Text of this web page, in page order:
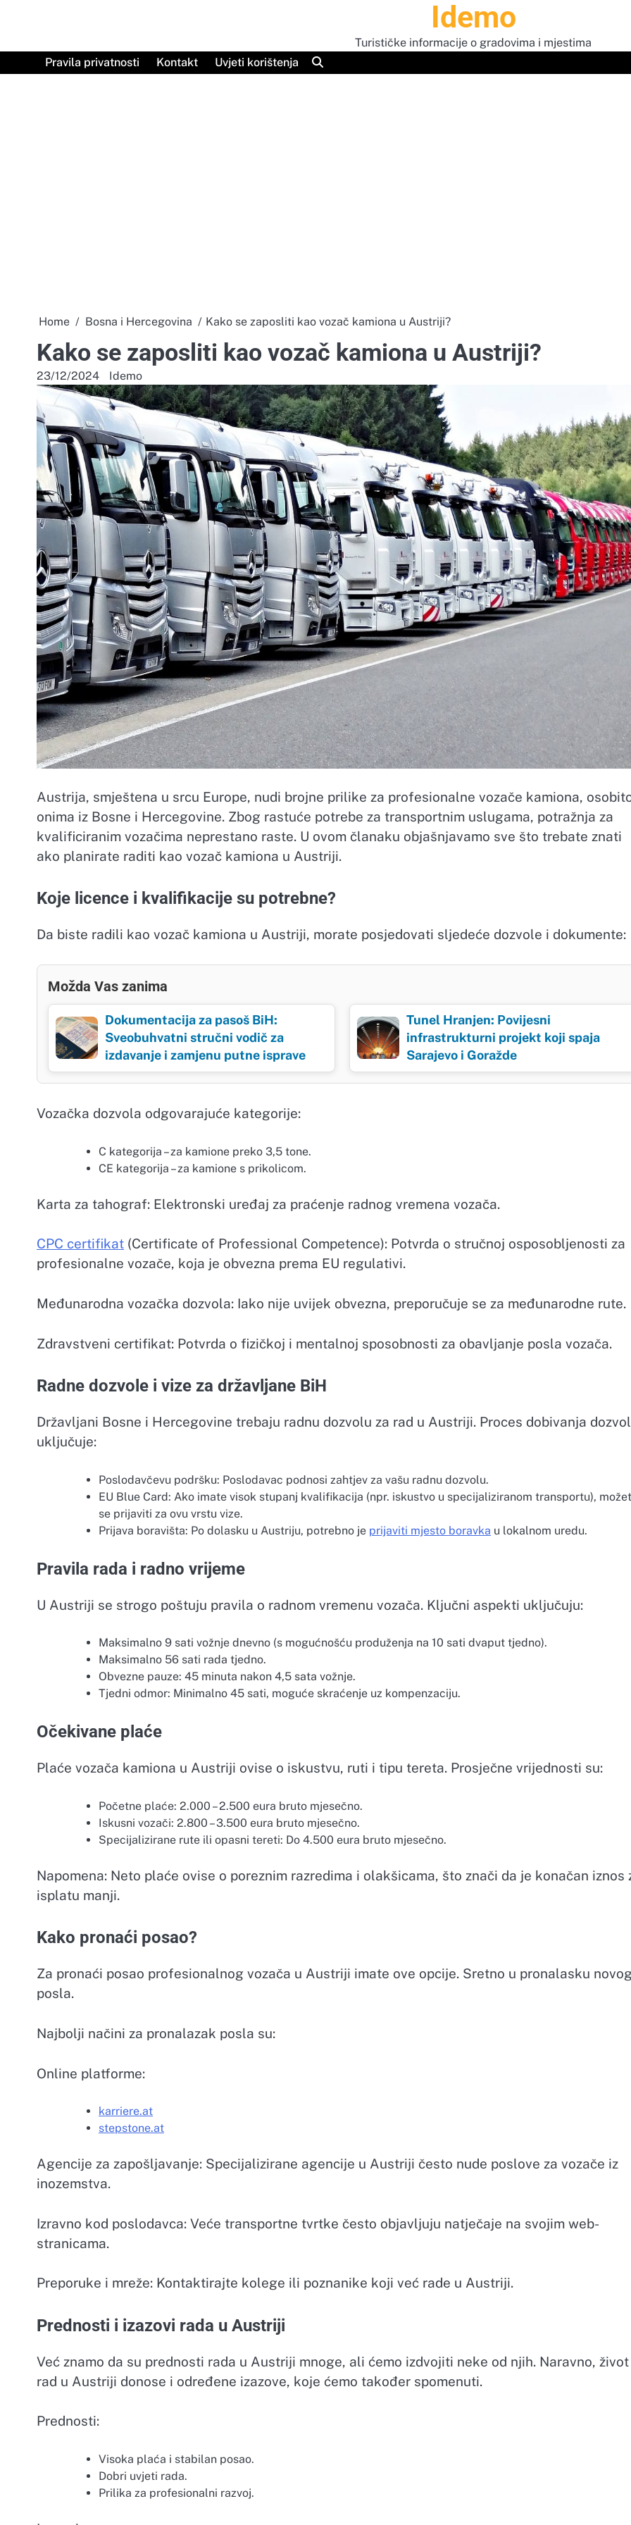
Idemo
Turističke informacije o gradovima i mjestima
Pravila privatnosti
Kontakt Uvjeti korištenja
Home Bosna i Hercegovina Kako se zaposliti kao vozač kamiona u Austriji?
Kako se zaposliti kao vozač kamiona u Austriji?
23/12/2024 Idemo
Austrija, smještena u srcu Europe, nudi brojne prilike za profesionalne vozače kamiona,
onima iz Bosne i Hercegovine. Zbog rastuće potrebe za transportnim uslugama, potražnja za
kvalificiranim vozačima neprestano raste. U ovom članaku objašnjavamo sve što trebate znati
ako planirate raditi kao vozač kamiona u Austriji.
Koje licence i kvalifikacije su potrebne?
Da biste radili kao vozač kamiona u Austriji, morate posjedovati sljedeće dozvole i dokumente:
Možda Vas zanima
Dokumentacija za pasoš BiH:
Sveobuhvatni stručni vodič za
izdavanje i zamjenu putne isprave
Tunel Hranjen: Povijesni
infrastrukturni projekt koji spaja
Sarajevo i Goražde
Vozačka dozvola odgovarajuće kategorije:
C kategorija – za kamione preko 3,5 tone.
CE kategorija – za kamione s prikolicom.
Karta za tahograf: Elektronski uređaj za praćenje radnog vremena vozača.
CPC certifikat (Certificate of Professional Competence): Potvrda o stručnoj osposobljenosti za
profesionalne vozače, koja je obvezna prema EU regulativi.
Međunarodna vozačka dozvola: Iako nije uvijek obvezna, preporučuje se za međunarodne rute.
Zdravstveni certifikat: Potvrda o fizičkoj i mentalnoj sposobnosti za obavljanje posla vozača.
Radne dozvole i vize za državljane BiH
Državljani Bosne i Hercegovine trebaju radnu dozvolu za rad u Austriji. Proces dobivanja
uključuje:
Poslodavčevu podršku: Poslodavac podnosi zahtjev za vašu radnu dozvolu.
EU Blue Card: Ako imate visok stupanj kvalifikacija (npr. iskustvo u specijaliziranom transportu),
se prijaviti za ovu vrstu vize.
Prijava boravišta: Po dolasku u Austriju, potrebno je prijaviti mjesto boravka u lokalnom uredu.
Pravila rada i radno vrijeme
U Austriji se strogo poštuju pravila o radnom vremenu vozača. Ključni aspekti uključuju:
Maksimalno 9 sati vožnje dnevno (s mogućnošću produženja na 10 sati dvaput tjedno).
Maksimalno 56 sati rada tjedno.
Obvezne pauze: 45 minuta nakon 4,5 sata vožnje.
Tjedni odmor: Minimalno 45 sati, moguće skraćenje uz kompenzaciju.
Očekivane plaće
Plaće vozača kamiona u Austriji ovise o iskustvu, ruti i tipu tereta. Prosječne vrijednosti su:
Početne plaće: 2.000 – 2.500 eura bruto mjesečno.
Iskusni vozači: 2.800 – 3.500 eura bruto mjesečno.
Specijalizirane rute ili opasni tereti: Do 4.500 eura bruto mjesečno.
Napomena: Neto plaće ovise o poreznim razredima i olakšicama, što znači da je konačan iznos
isplatu manji.
Kako pronaći posao?
Za pronaći posao profesionalnog vozača u Austriji imate ove opcije. Sretno u pronalasku
posla.
Najbolji načini za pronalazak posla su:
Online platforme:
karriere.at
stepstone.at
Agencije za zapošljavanje: Specijalizirane agencije u Austriji često nude poslove za vozače iz
inozemstva.
Izravno kod poslodavca: Veće transportne tvrtke često objavljuju natječaje na svojim web-
stranicama.
Preporuke i mreže: Kontaktirajte kolege ili poznanike koji već rade u Austriji.
Prednosti i izazovi rada u Austriji
Već znamo da su prednosti rada u Austriji mnoge, ali ćemo izdvojiti neke od njih. Naravno,
rad u Austriji donose i određene izazove, koje ćemo također spomenuti.
Prednosti:
Visoka plaća i stabilan posao.
Dobri uvjeti rada.
Prilika za profesionalni razvoj.